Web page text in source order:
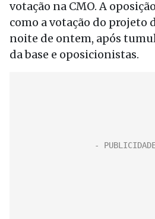
votação na CMO. A
como a votação do projeto
noite de ontem, após
da base e oposicionistas.